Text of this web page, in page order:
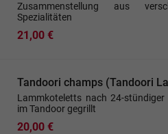
Zusammenstellung aus
Spezialitäten
21,00 €
Tandoori champs (Tandoori
Lammkoteletts nach 24-
im Tandoor gegrillt
20,00 €